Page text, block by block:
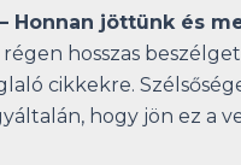
– Honnan jöttünk és
régen hosszas
cikkekre.
hogy jön ez a